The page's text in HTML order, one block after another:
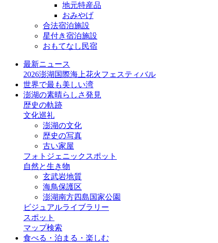
地元特産品
おみやげ
合法宿泊施設
星付き宿泊施設
おもてなし民宿
最新ニュース
2026澎湖国際海上花火フェスティバル
世界で最も美しい湾
澎湖の素晴らしさ発見
歴史の軌跡
文化巡礼
澎湖の文化
歴史の写真
古い家屋
フォトジェニックスポット
自然と生き物
玄武岩地質
海鳥保護区
澎湖南方四島国家公園
ビジュアルライブラリー
スポット
マップ検索
食べる・泊まる・楽しむ